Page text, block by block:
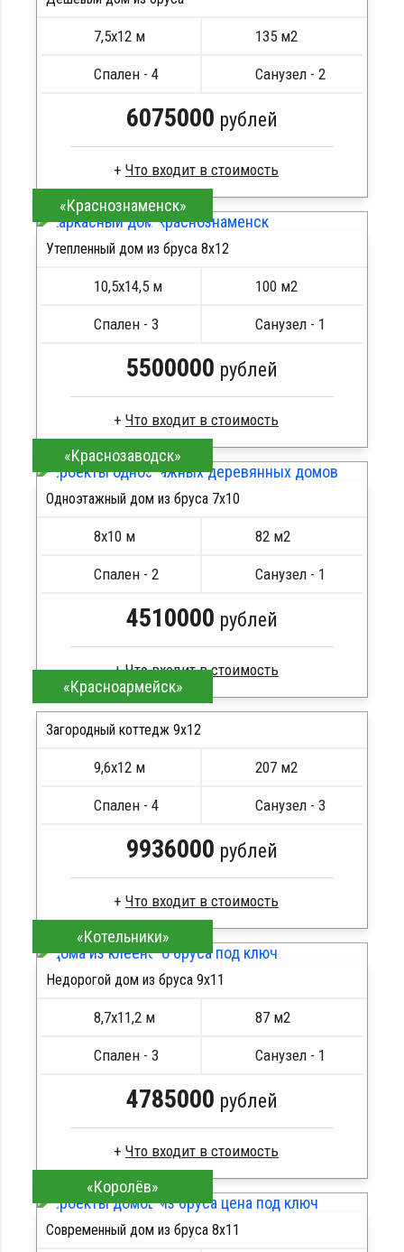
Сборка на березовые нагеля, джут
Металлические сваи 108 диаметр
ПОДРОБНЕЕ
7,5х12 м 135 м2
Спален - 4 Санузел - 2
6075000 рублей
Брус камерной сушки
Стропила, балки 50х200 мм
Кровля металлочерепица
Сборка на березовые нагеля, джут
Металлические сваи 108 диаметр
ПОДРОБНЕЕ
«Краснознаменск»
Утепленный дом из бруса 8х12
10,5х14,5 м 100 м2
Спален - 3 Санузел - 1
5500000 рублей
Брус естественной влажности
Стропила, балки 50х200 мм
Кровля металлочерепица
Сборка на березовые нагеля, джут
Металлические сваи 108 диаметр
ПОДРОБНЕЕ
«Краснозаводск»
Одноэтажный дом из бруса 7х10
8х10 м 82 м2
Спален - 2 Санузел - 1
4510000 рублей
Клееный брус
Стропила, балки 50х200 мм
Метизы, саморезы, гвозди
ПОДРОБНЕЕ
«Красноармейск»
Загородный коттедж 9х12
9,6х12 м 207 м2
Спален - 4 Санузел - 3
9936000 рублей
Сухой брус
Стропила, балки 50х200 мм
Кровля металлочерепица
Сборка на березовые нагеля, джут
Металлические сваи 108 диаметр
ПОДРОБНЕЕ
«Котельники»
Недорогой дом из бруса 9х11
8,7х11,2 м 87 м2
Спален - 3 Санузел - 1
4785000 рублей
Брус камерной сушки
Стропила, балки 50х200 мм
Кровля металлочерепица
ПОДРОБНЕЕ
«Королёв»
Современный дом из бруса 8x11